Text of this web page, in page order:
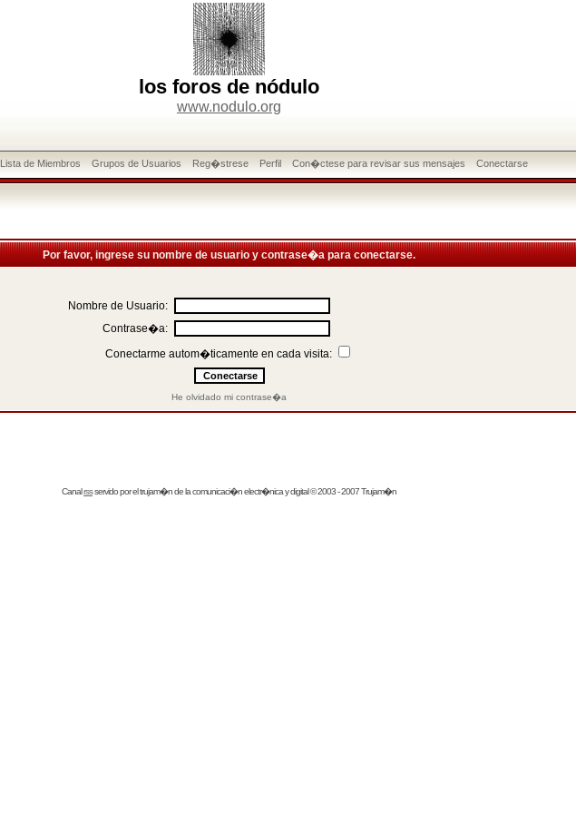
los foros de nódulo
www.nodulo.org
Lista de Miembros Grupos de Usuarios Reg�strese Perfil Con�ctese para revisar sus mensajes Conectarse
Por favor, ingrese su nombre de usuario y contrase�a para conectarse.
Nombre de Usuario:
Contrase�a:
Conectarme autom�ticamente en cada visita:
He olvidado mi contrase�a
Canalrssservido por eltrujam�nde la comunicaci�n electr�nica y digital © 2003 - 2007 Trujam�n